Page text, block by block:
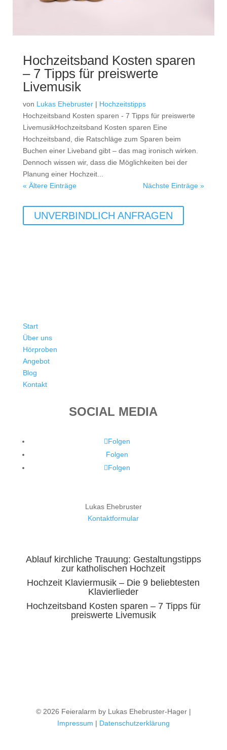
Hochzeitsband Kosten sparen
– 7 Tipps für preiswerte
Livemusik
von Lukas Ehebruster| Hochzeitstipps
Hochzeitsband Kosten sparen - 7 Tipps für preiswerte
LivemusikHochzeitsband Kosten sparen Eine
Hochzeitsband, die Ratschläge zum Sparen beim
Buchen einer Liveband gibt – das mag ironisch wirken.
Dennoch wissen wir, dass die Möglichkeiten bei der
Planung einer Hochzeit...
« Ältere Einträge
Nächste Einträge »
UNVERBINDLICH ANFRAGEN
Start
Über uns
Hörproben
Angebot
Blog
Kontakt
SOCIAL MEDIA
Folgen
Folgen
Folgen
Lukas Ehebruster
Kontaktformular
Ablauf kirchliche Trauung: Gestaltungstipps
zur katholischen Hochzeit
Hochzeit Klaviermusik – Die 9 beliebtesten
Klavierlieder
Hochzeitsband Kosten sparen – 7 Tipps für
preiswerte Livemusik
© 2026 Feieralarm by Lukas Ehebruster-Hager |
Impressum | Datenschutzerklärung